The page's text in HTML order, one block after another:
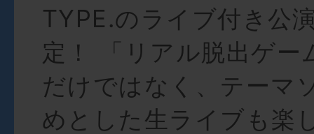
TYPE.のライブ付き公
定！ 「リアル脱出ゲー
だけではなく、テーマ
めとした生ライブも楽